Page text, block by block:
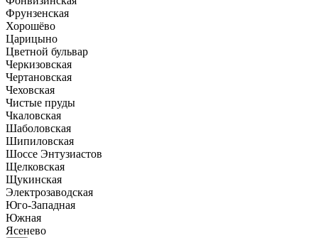
Фрунзенская
Хорошёво
Царицыно
Цветной бульвар
Черкизовская
Чертановская
Чеховская
Чистые пруды
Чкаловская
Шаболовская
Шипиловская
Шоссе Энтузиастов
Щелковская
Щукинская
Электрозаводская
Юго-Западная
Южная
Ясенево